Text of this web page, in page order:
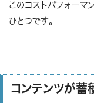
このコストパフォーマ
ひとつです。
コンテンツが蓄